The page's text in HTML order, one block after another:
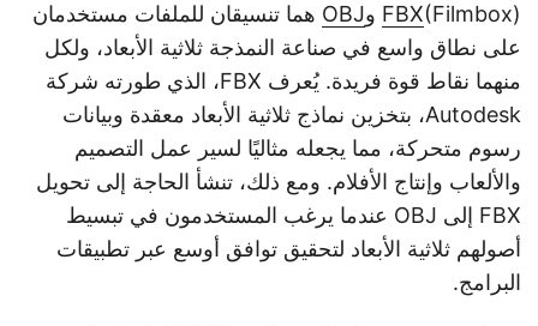
FBX(Filmbox) و OBJهما تنسيقان للملفات مستخدمان
على نطاق واسع في صناعة النمذجة ثلاثية الأبعاد، ولكل
منهما نقاط قوة فريدة. يُعرف FBX، الذي طورته شركة
Autodesk، بتخزين نماذج ثلاثية الأبعاد معقدة وبيانات
رسوم متحركة، مما يجعله مثاليًا لسير عمل التصميم
والألعاب وإنتاج الأفلام. ومع ذلك، تنشأ الحاجة إلى تحويل
FBX إلى OBJ عندما يرغب المستخدمون في تبسيط
أصولهم ثلاثية الأبعاد لتحقيق توافق أوسع عبر تطبيقات
البرامج.